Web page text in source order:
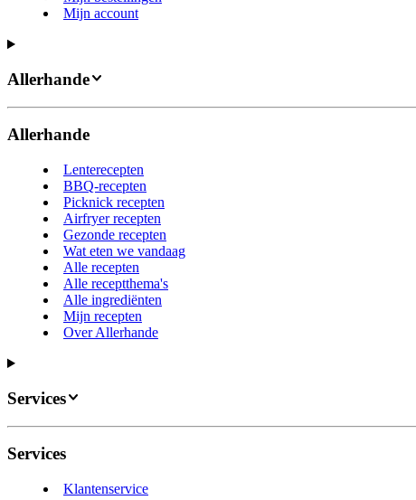
Mijn account
Allerhande
Allerhande
Lenterecepten
BBQ-recepten
Picknick recepten
Airfryer recepten
Gezonde recepten
Wat eten we vandaag
Alle recepten
Alle receptthema's
Alle ingrediënten
Mijn recepten
Over Allerhande
Services
Services
Klantenservice